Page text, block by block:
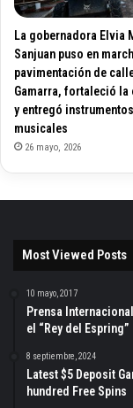
La gobernadora Elvia
Sanjuan puso en
pavimentación de
Gamarra, fortaleció la
y entregó instrumentos
musicales
26 mayo, 2026
Most Viewed Posts
10 mayo, 2017
Prensa
el “Rey del Espring”
8 septiembre, 2024
Latest $5 Deposit
hundred Free Spins